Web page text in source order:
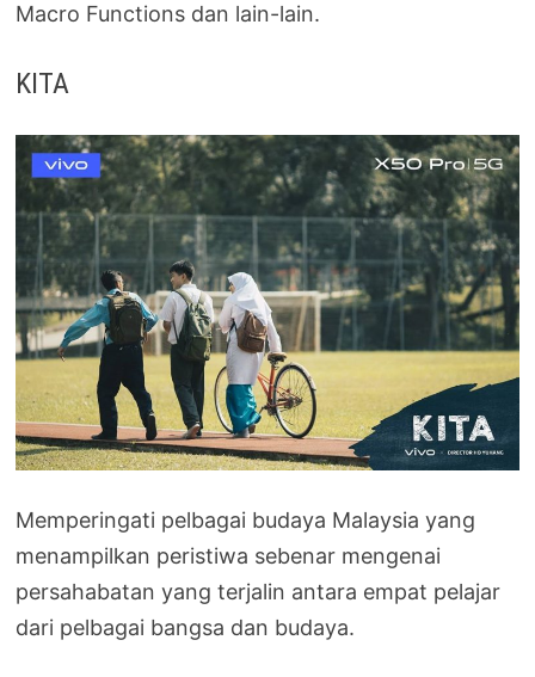
Macro Functions dan lain-lain.
KITA
Memperingati pelbagai budaya Malaysia yang
menampilkan peristiwa sebenar mengenai
persahabatan yang terjalin antara empat pelajar
dari pelbagai bangsa dan budaya.